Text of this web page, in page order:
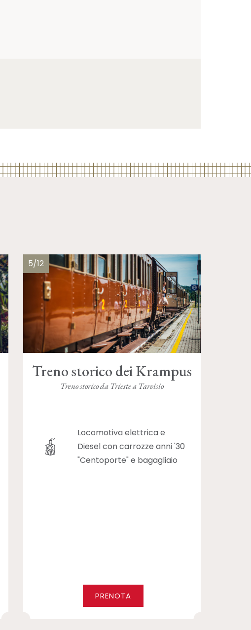
5/12
Treno storico dei Krampus
Treno storico da Trieste a Tarvisio
Locomotiva elettrica e
Diesel con carrozze anni '30
"Centoporte" e bagagliaio
PRENOTA